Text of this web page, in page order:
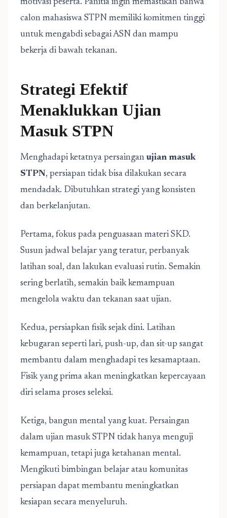
motivasi peserta. Panitia ingin memastikan bahwa
calon mahasiswa STPN memiliki komitmen tinggi
untuk mengabdi sebagai ASN dan mampu
bekerja di bawah tekanan.
Strategi Efektif
Menaklukkan Ujian
Masuk STPN
Menghadapi ketatnya persaingan ujian masuk
STPN, persiapan tidak bisa dilakukan secara
mendadak. Dibutuhkan strategi yang konsisten
dan berkelanjutan.
Pertama, fokus pada penguasaan materi SKD.
Susun jadwal belajar yang teratur, perbanyak
latihan soal, dan lakukan evaluasi rutin. Semakin
sering berlatih, semakin baik kemampuan
mengelola waktu dan tekanan saat ujian.
Kedua, persiapkan fisik sejak dini. Latihan
kebugaran seperti lari, push-up, dan sit-up sangat
membantu dalam menghadapi tes kesamaptaan.
Fisik yang prima akan meningkatkan kepercayaan
diri selama proses seleksi.
Ketiga, bangun mental yang kuat. Persaingan
dalam ujian masuk STPN tidak hanya menguji
kemampuan, tetapi juga ketahanan mental.
Mengikuti bimbingan belajar atau komunitas
persiapan dapat membantu meningkatkan
kesiapan secara menyeluruh.